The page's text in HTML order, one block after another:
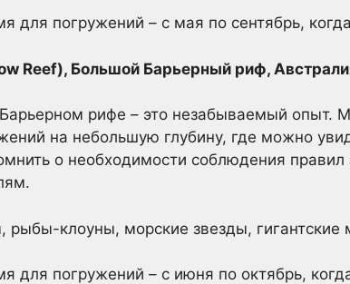
для погружений – с мая по сентябрь,
Reef), Большой Барьерный риф,
рифе – это незабываемый опыт.
на небольшую глубину, где можно
о необходимости соблюдения
рыбы-клоуны, морские звезды,
для погружений – с июня по октябрь,